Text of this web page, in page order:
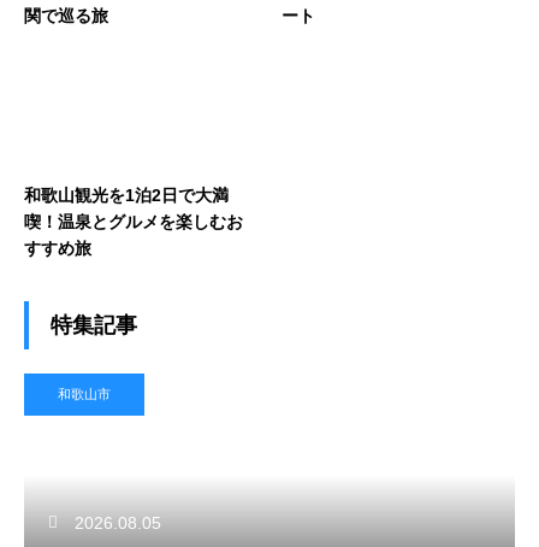
関で巡る旅
ート
和歌山観光を1泊2日で大満
喫！温泉とグルメを楽しむお
すすめ旅
特集記事
和歌山市
2026.08.05